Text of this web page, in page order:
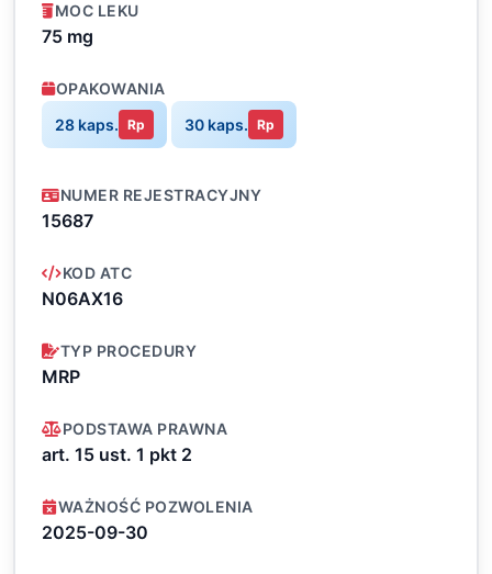
MOC LEKU
75 mg
OPAKOWANIA
28 kaps. Rp 30 kaps. Rp
NUMER REJESTRACYJNY
15687
KOD ATC
N06AX16
TYP PROCEDURY
MRP
PODSTAWA PRAWNA
art. 15 ust. 1 pkt 2
WAŻNOŚĆ POZWOLENIA
2025-09-30